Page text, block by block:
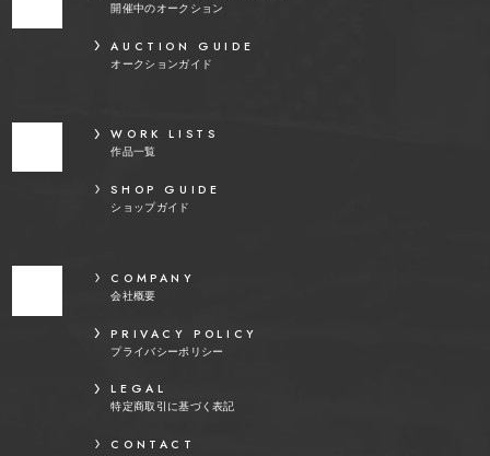
開催中のオークション
AUCTION GUIDE
オークションガイド
WORK LISTS
作品一覧
SHOP GUIDE
ショップガイド
COMPANY
会社概要
PRIVACY POLICY
プライバシーポリシー
LEGAL
特定商取引に基づく表記
CONTACT